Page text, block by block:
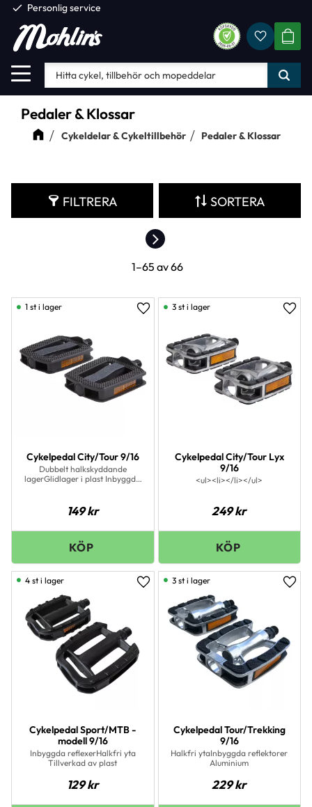
Meny
check Personlig service
Pedaler & Klossar
Cykeldelar & Cykeltillbehör Pedaler & Klossar
FILTRERA SORTERA
1–65 av66
Cykelpedal City/Tour 9/16
Dubbelt halkskyddande
lagerGlidlager i plast Inbyggda
149kr
Lägg till i favoriter
1 st i lager
Cykelpedal City/Tour Lyx
9/16
<ul><li></li></ul>
249kr
3 st i lager
Cykelpedal Sport/MTB -
modell 9/16
Inbyggda reflexerHalkfri yta
Tillverkad av plast
129kr
Lägg till i favoriter
4 st i lager
Cykelpedal Tour/Trekking
9/16
Halkfri ytaInbyggda reflektorer
Aluminium
229kr
3 st i lager